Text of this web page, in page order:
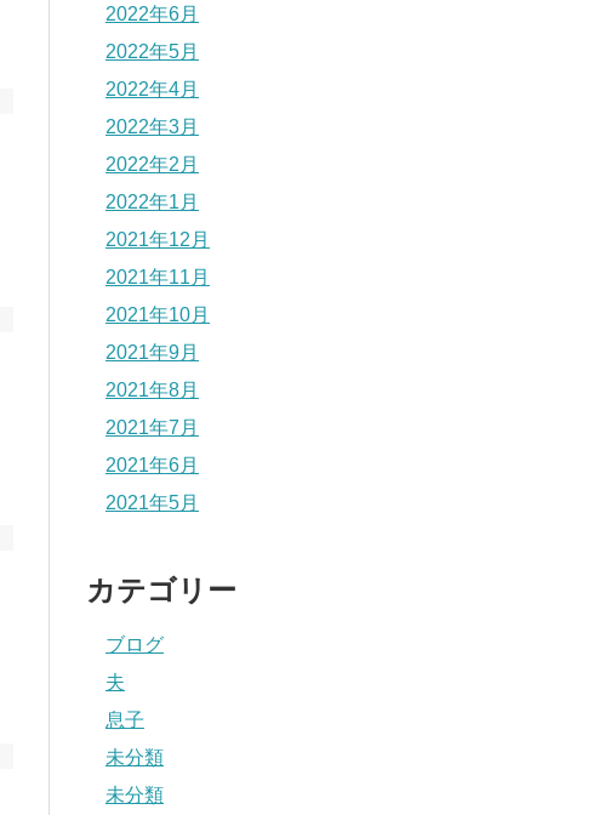
2022年6月
2022年5月
2022年4月
2022年3月
2022年2月
2022年1月
2021年12月
2021年11月
2021年10月
2021年9月
2021年8月
2021年7月
2021年6月
2021年5月
カテゴリー
ブログ
夫
息子
未分類
未分類